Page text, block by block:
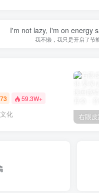
I'm not lazy, I'm on energy
我不懒，我只是开启了节
59.3W+
化